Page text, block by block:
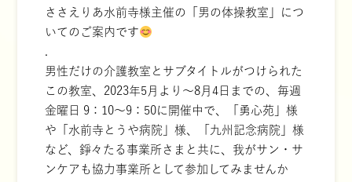
ささえりあ水前寺様主催の「男の体操教室」につ
いてのご案内です
.
男性だけの介護教室とサブタイトルがつけられた
この教室、2023年5月より～8月4日までの、毎週
金曜日 9：10～9：50に開催中で、「勇心苑」様
や「水前寺とうや病院」様、「九州記念病院」様
など、錚々たる事業所さまと共に、我がサン・サ
ンケアも協力事業所として参加してみませんか